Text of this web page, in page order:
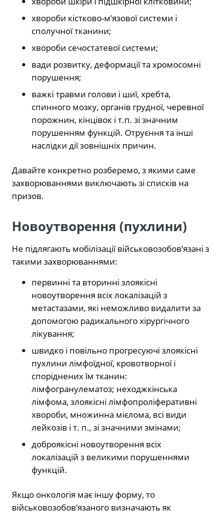
хвороби кістково-м’язової системи і
сполучної тканини;
хвороби сечостатевої системи;
вади розвитку, деформації та хромосомні
порушення;
важкі травми голови і шиї, хребта,
спинного мозку, органів грудної, черевної
порожнин, кінцівок і т.п. зі значним
порушенням функцій. Отруєння та інші
наслідки дії зовнішніх причин.
Давайте конкретно розберемо, з якими саме
захворюваннями виключають зі списків на
призов.
Новоутворення (пухлини)
Не підлягають мобілізації військовозобов’язані з
такими захворюваннями:
первинні та вторинні злоякісні
новоутворення всіх локалізацій з
метастазами, які неможливо видалити за
допомогою радикального хірургічного
лікування;
швидко і повільно прогресуючі злоякісні
пухлини лімфоїдної, кровотворної і
споріднених їм тканин:
лімфогранулематоз; неходжкінська
лімфома, злоякісні лімфопроліферативні
хвороби, множинна мієлома, всі види
лейкозів і т. п., зі значними змінами;
доброякісні новоутворення всіх
локалізацій з великими порушеннями
функцій.
Якщо онкологія має іншу форму, то
військовозобов’язаного визначають як